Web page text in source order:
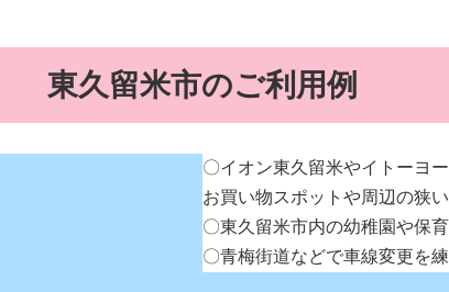
東久留米市のご利用例
〇イオン東久留米やイトーヨ
お買い物スポットや周辺の狭
〇東久留米市内の幼稚園や保
〇青梅街道などで車線変更を